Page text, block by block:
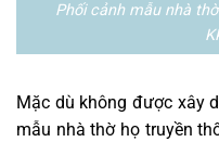
Phối cảnh mẫu nhà
Mặc dù không được xây
mẫu nhà thờ họ truyền